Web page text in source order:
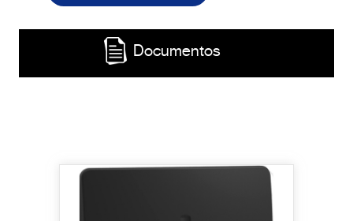
Documentos